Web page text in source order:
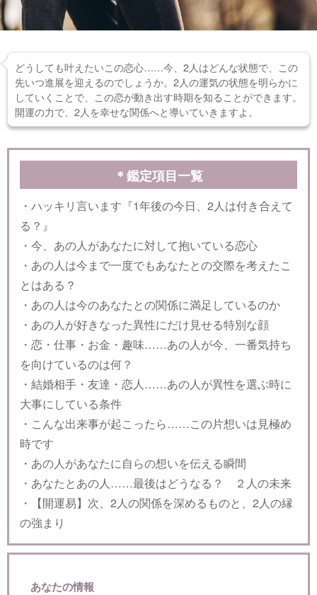
どうしても叶えたいこの恋心……今、2人はどんな状態で、この
先いつ進展を迎えるのでしょうか。2人の運気の状態を明らかに
していくことで、この恋が動き出す時期を知ることができます。
開運の力で、2人を幸せな関係へと導いていきますよ。
＊鑑定項目一覧
・ハッキリ言います『1年後の今日、2人は付き合えて
る？』
・今、あの人があなたに対して抱いている恋心
・あの人は今まで一度でもあなたとの交際を考えたこ
とはある？
・あの人は今のあなたとの関係に満足しているのか
・あの人が好きなった異性にだけ見せる特別な顔
・恋・仕事・お金・趣味……あの人が今、一番気持ち
を向けているのは何？
・結婚相手・友達・恋人……あの人が異性を選ぶ時に
大事にしている条件
・こんな出来事が起こったら……この片想いは見極め
時です
・あの人があなたに自らの想いを伝える瞬間
・あなたとあの人……最後はどうなる？ ２人の未来
・【開運易】次、2人の関係を深めるものと、2人の縁
の強まり
あなたの情報